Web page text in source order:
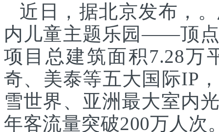
近日，据北京发布，
内儿童主题乐园——顶
项目总建筑面积7.28万
奇、美泰等五大国际IP
雪世界、亚洲最大室内
年客流量突破200万人次